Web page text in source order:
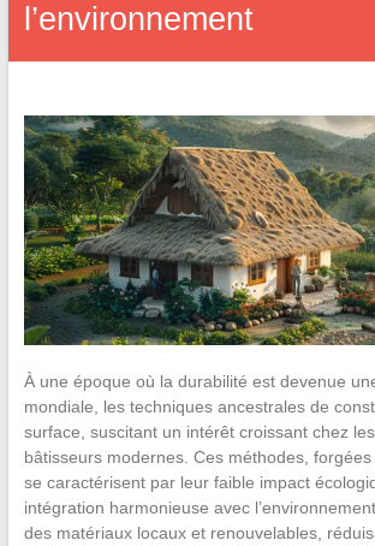
l’environnement
À une époque où la durabilité est devenue
mondiale, les techniques ancestrales de
surface, suscitant un intérêt croissant chez
bâtisseurs modernes. Ces méthodes, forgées
se caractérisent par leur faible impact
intégration harmonieuse avec
des matériaux locaux et renouvelables,